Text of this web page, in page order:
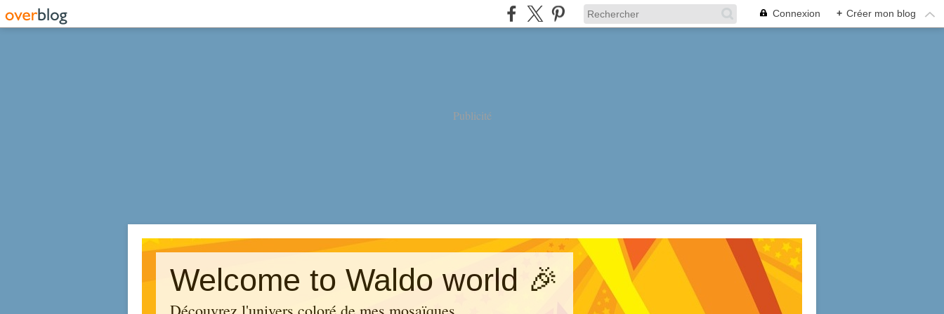
Connexion + Créer mon blog
Publicité
Welcome to Waldo world 🎉